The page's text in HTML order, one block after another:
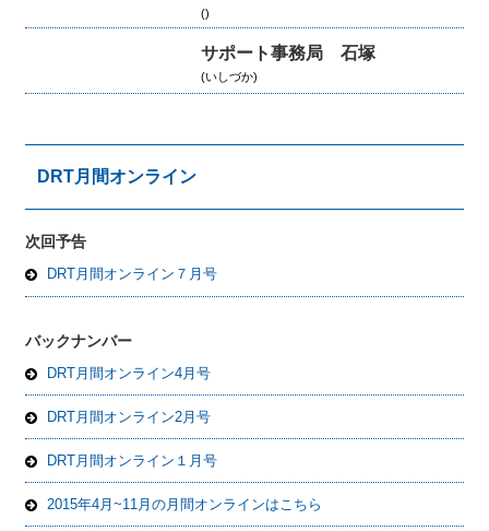
()
サポート事務局 石塚
(いしづか)
DRT月間オンライン
次回予告
DRT月間オンライン７月号
バックナンバー
DRT月間オンライン4月号
DRT月間オンライン2月号
DRT月間オンライン１月号
2015年4月~11月の月間オンラインはこちら